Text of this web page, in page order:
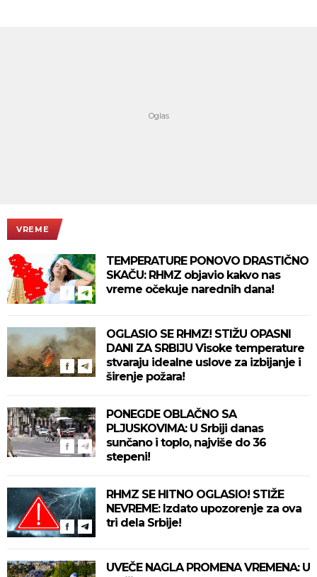
VREME
TEMPERATURE PONOVO DRASTIČNO
SKAČU: RHMZ objavio kakvo nas
vreme očekuje narednih dana!
OGLASIO SE RHMZ! STIŽU OPASNI
DANI ZA SRBIJU Visoke temperature
stvaraju idealne uslove za izbijanje i
širenje požara!
PONEGDE OBLAČNO SA
PLJUSKOVIMA: U Srbiji danas
sunčano i toplo, najviše do 36
stepeni!
RHMZ SE HITNO OGLASIO! STIŽE
NEVREME: Izdato upozorenje za ova
tri dela Srbije!
UVEČE NAGLA PROMENA VREMENA: U